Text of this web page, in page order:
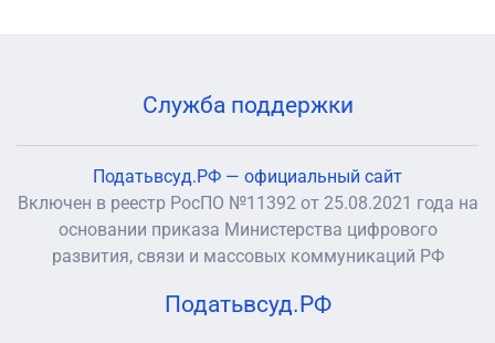
Служба поддержки
Податьвсуд.РФ — официальный сайт
Включен в реестр РосПО №11392 от 25.08.2021 года на
основании приказа Министерства цифрового
развития, связи и массовых коммуникаций РФ
Податьвсуд.РФ